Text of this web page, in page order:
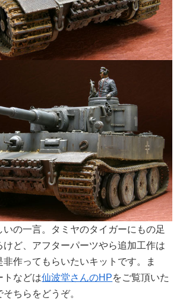
いの一言。タミヤのタイガーにもの足
けど、アフターパーツやら追加工作は
作ってもらいたいキットです。ま
トなどは仙波堂さんのHPをご覧頂いた
ちらをどうぞ。